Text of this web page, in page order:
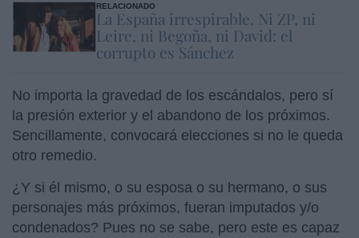
RELACIONADO
La España irrespirable. Ni ZP, ni
Leire, ni Begoña, ni David: el
corrupto es Sánchez
No importa la gravedad de los escándalos, pero sí
la presión exterior y el abandono de los próximos.
Sencillamente, convocará elecciones si no le queda
otro remedio.
¿Y si él mismo, o su esposa o su hermano, o sus
personajes más próximos, fueran imputados y/o
condenados? Pues no se sabe, pero este es capaz